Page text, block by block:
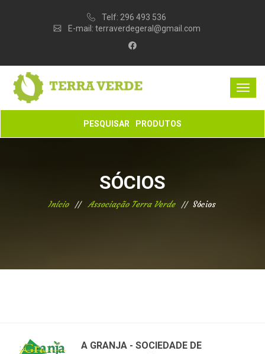
Telf: 296 493 536
E-mail: terraverdegeral@gmail.com
SÓCIOS
Início Associação Terra Verde Sócios
A GRANJA - SOCIEDADE DE
PESQUISAR PRODUTOS